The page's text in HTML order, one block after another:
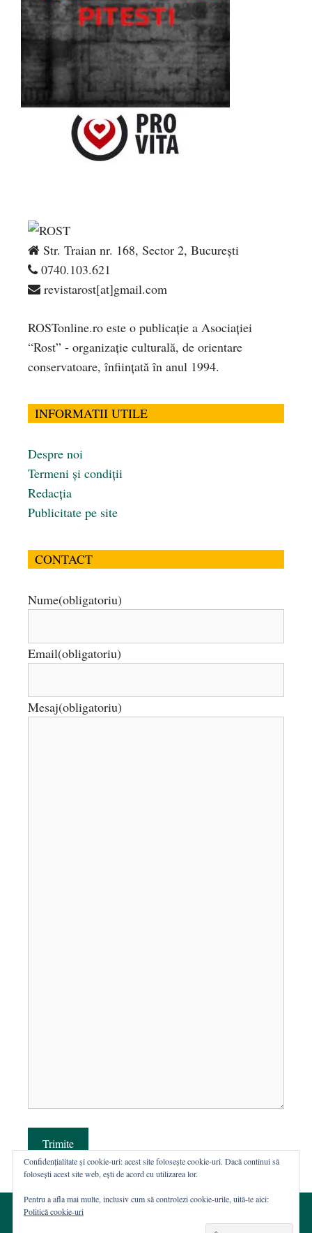
Str. Traian nr. 168, Sector 2, București
0740.103.621
revistarost[at]gmail.com
ROSTonline.ro este o publicaţie a Asociaţiei
“Rost” - organizaţie culturală, de orientare
conservatoare, înfiinţată în anul 1994.
INFORMATII UTILE
Despre noi
Termeni și condiții
Redacția
Publicitate pe site
CONTACT
Nume(obligatoriu)
Email(obligatoriu)
Mesaj(obligatoriu)
Trimite
Confidențialitate și cookie-uri: acest site folosește cookie-uri. Dacă continui să
folosești acest site web, ești de acord cu utilizarea lor.
Pentru a afla mai multe, inclusiv cum să controlezi cookie-urile, uită-te aici:
Politică cookie-uri